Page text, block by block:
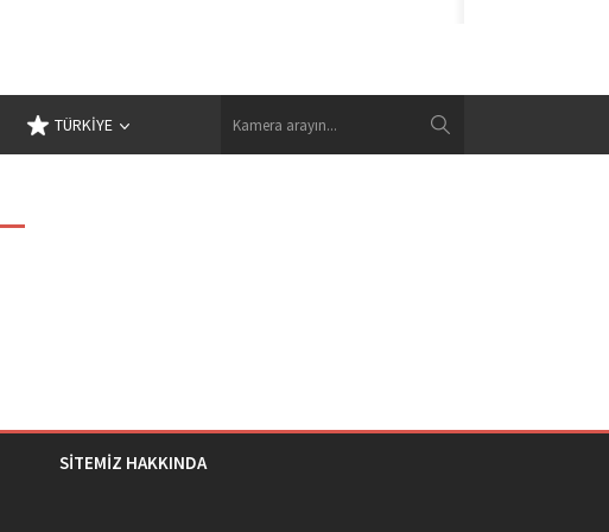
TÜRKIYE
SİTEMİZ HAKKINDA